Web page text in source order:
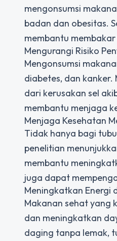
mengonsumsi
badan dan obesitas.
membantu
Mengurangi Risiko
Mengonsumsi
diabetes, dan
dari kerusakan sel
membantu menjaga
Menjaga Kesehatan
Tidak hanya bagi
penelitian
membantu
juga dapat
Meningkatkan Energi
Makanan sehat yang
dan meningkatkan
daging tanpa lemak,